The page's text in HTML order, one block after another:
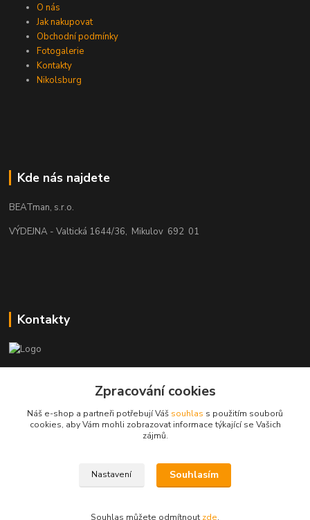
O nás
Jak nakupovat
Obchodní podmínky
Fotogalerie
Kontakty
Nikolsburg
Kde nás najdete
BEATman, s.r.o.
VÝDEJNA - Valtická 1644/36, Mikulov 692 01
Kontakty
elektro@beatman.cz
Zpracování cookies
Náš e-shop a partneři potřebují Váš souhlas s použitím souborů
cookies, aby Vám mohli zobrazovat informace týkající se Vašich
zájmů.
Nastavení Souhlasím
Souhlas můžete odmítnout zde.